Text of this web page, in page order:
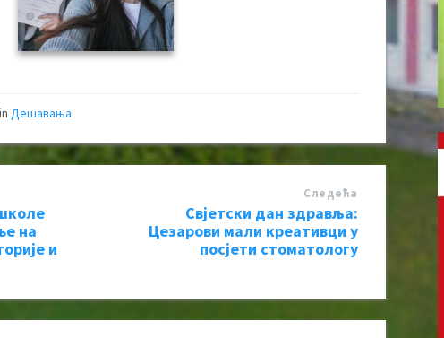
in Дешавања
на
и
Следећa
Свјетски дан здравља:
Цезарови мали креативци у
посјети стоматологу